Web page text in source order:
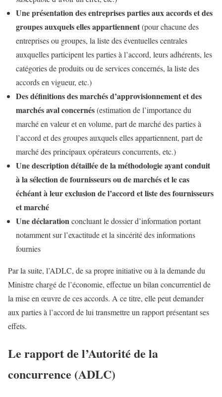
Une présentation des entreprises parties aux accords et des
groupes auxquels elles appartiennent(pour chacune des
entreprises ou groupes, la liste des éventuelles centrales
auxquelles participent les parties à l’accord, leurs adhérents, les
catégories de produits ou de services concernés, la liste des
accords en vigueur, etc.)
Des définitions des marchés d’approvisionnement et des
marchés aval concernés(estimation de l’importance du
marché en valeur et en volume, part de marché des parties à
l’accord et des groupes auxquels elles appartiennent, part de
marché des principaux opérateurs concurrents, etc.)
Une description détaillée de la méthodologie ayant conduit
à la sélection de fournisseurs ou de marchés et le cas
échéant à leur exclusion de l’accord et liste des fournisseurs
et marché
Une déclarationconcluant le dossier d’information portant
notamment sur l’exactitude et la sincérité des informations
fournies
Par la suite, l’ADLC, de sa propre initiative ou à la demande du
Ministre chargé de l’économie, effectue un bilan concurrentiel de
la mise en œuvre de ces accords. A ce titre, elle peut demander
aux parties à l’accord de lui transmettre un rapport présentant ses
effets.
Le rapport de l’Autorité de la
concurrence (ADLC)